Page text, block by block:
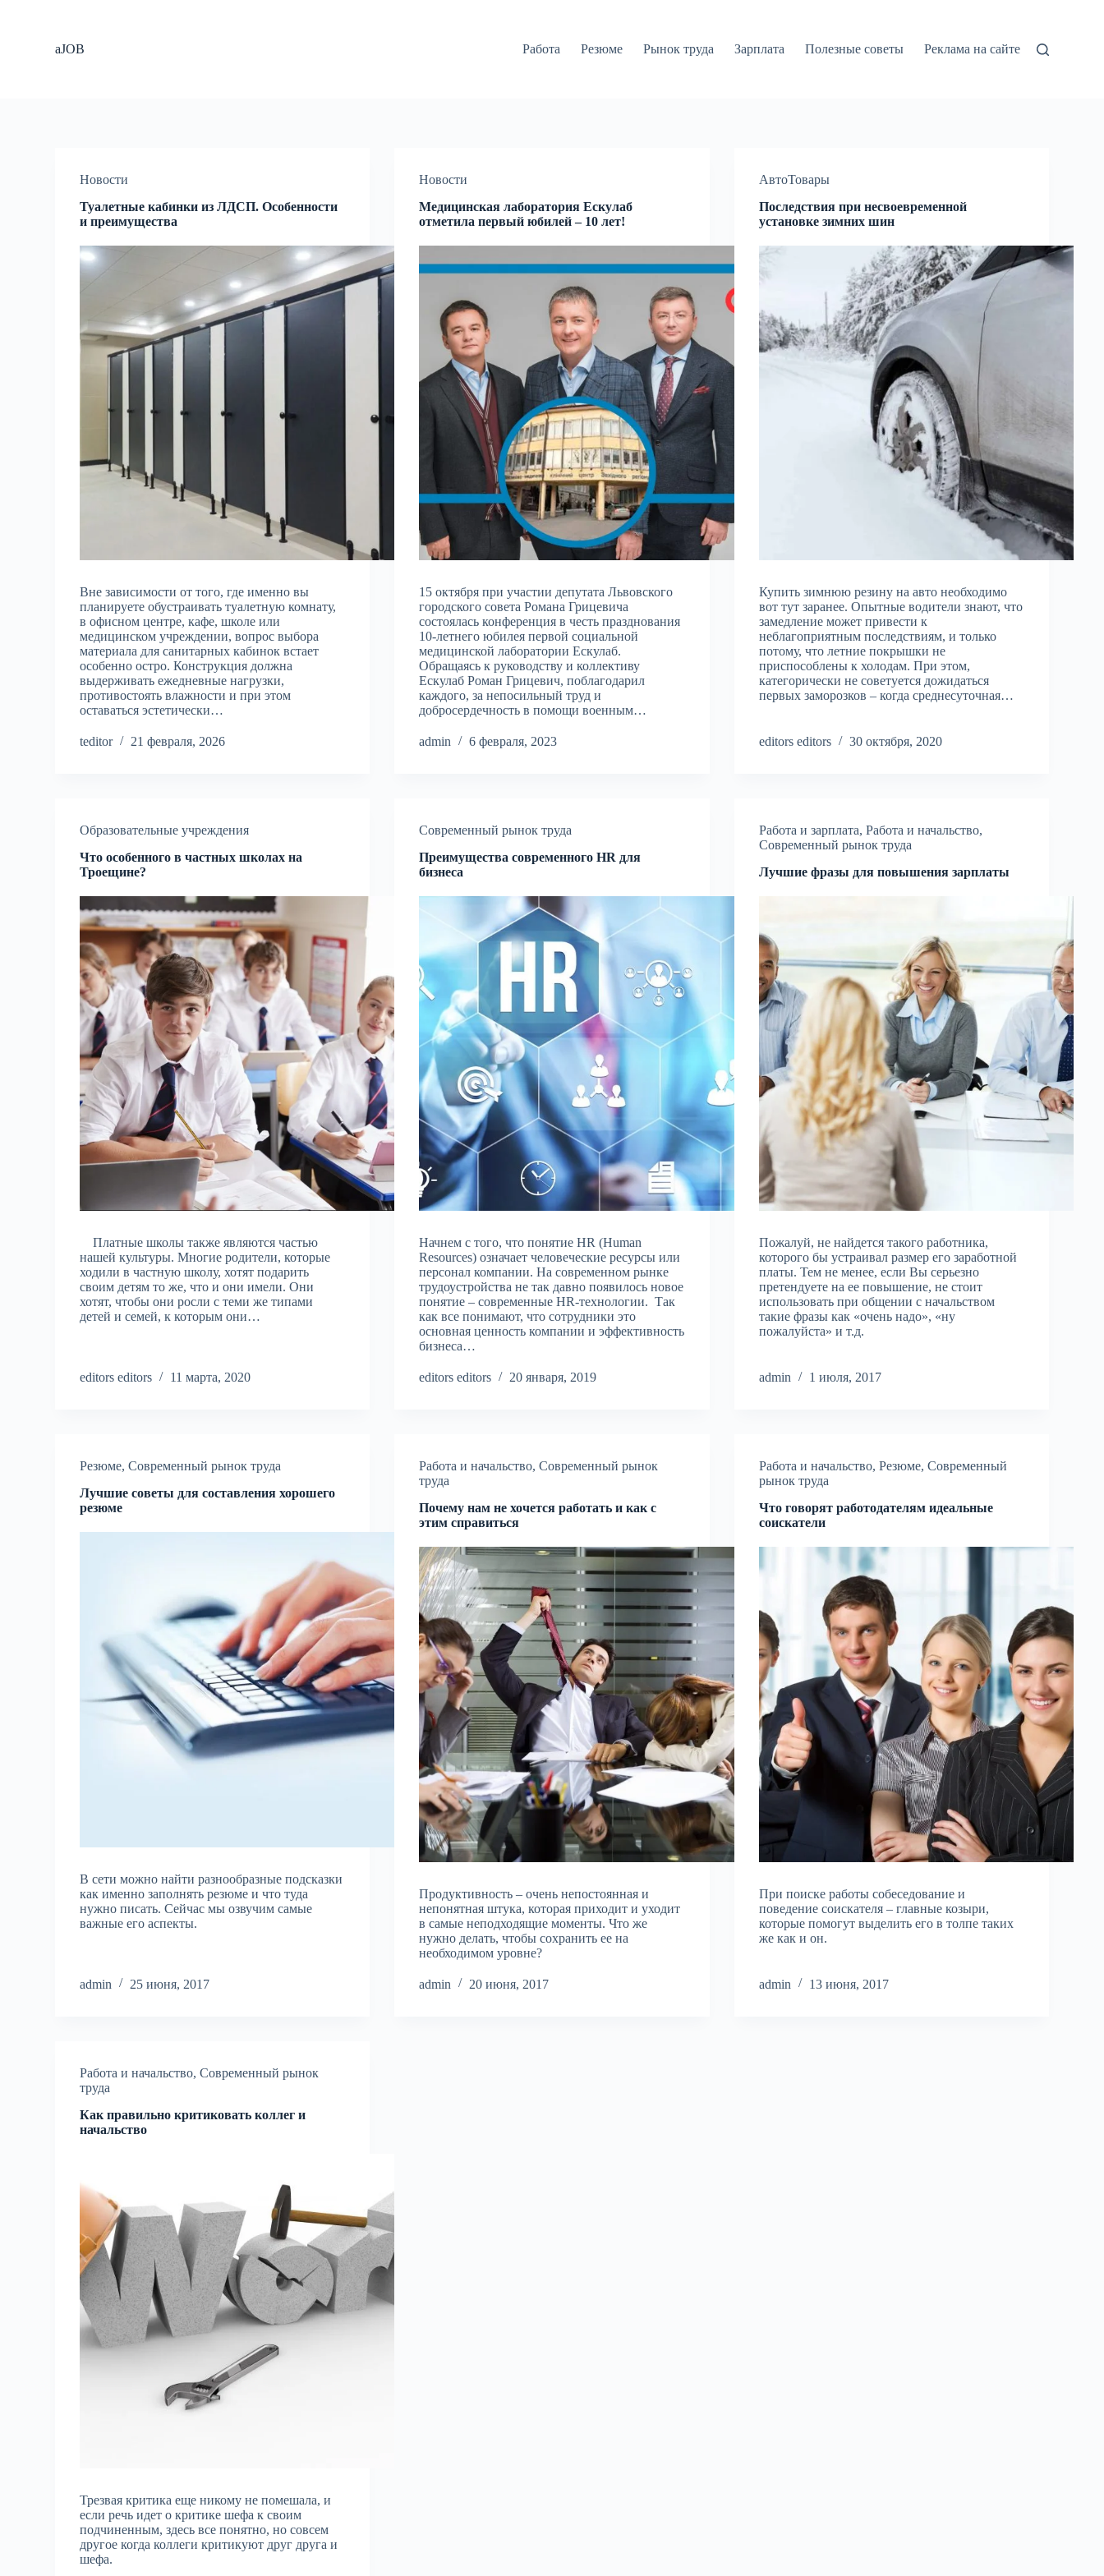
aJOB Работа Резюме Рынок труда Зарплата Полезные советы Реклама на сайте
Новости
Туалетные кабинки из ЛДСП. Особенности
и преимущества
Вне зависимости от того, где именно вы
планируете обустраивать туалетную комнату,
в офисном центре, кафе, школе или
медицинском учреждении, вопрос выбора
материала для санитарных кабинок встает
особенно остро. Конструкция должна
выдерживать ежедневные нагрузки,
противостоять влажности и при этом
оставаться эстетически…
teditor 21 февраля, 2026
Новости
Медицинская лаборатория Ескулаб
отметила первый юбилей – 10 лет!
15 октября при участии депутата Львовского
городского совета Романа Грицевича
состоялась конференция в честь празднования
10-летнего юбилея первой социальной
медицинской лаборатории Ескулаб.
Обращаясь к руководству и коллективу
Ескулаб Роман Грицевич, поблагодарил
каждого, за непосильный труд и
добросердечность в помощи военным…
admin 6 февраля, 2023
АвтоТовары
Последствия при несвоевременной
установке зимних шин
Купить зимнюю резину на авто необходимо
вот тут заранее. Опытные водители знают, что
замедление может привести к
неблагоприятным последствиям, и только
потому, что летние покрышки не
приспособлены к холодам. При этом,
категорически не советуется дожидаться
первых заморозков – когда среднесуточная…
editors editors 30 октября, 2020
Образовательные учреждения
Что особенного в частных школах на
Троещине?
Платные школы также являются частью
нашей культуры. Многие родители, которые
ходили в частную школу, хотят подарить
своим детям то же, что и они имели. Они
хотят, чтобы они росли с теми же типами
детей и семей, к которым они…
editors editors 11 марта, 2020
Современный рынок труда
Преимущества современного HR для
бизнеса
Начнем с того, что понятие HR (Human
Resources) означает человеческие ресурсы или
персонал компании. На современном рынке
трудоустройства не так давно появилось новое
понятие – современные HR-технологии. Так
как все понимают, что сотрудники это
основная ценность компании и эффективность
бизнеса…
editors editors 20 января, 2019
Работа и зарплата, Работа и начальство,
Современный рынок труда
Лучшие фразы для повышения зарплаты
Пожалуй, не найдется такого работника,
которого бы устраивал размер его заработной
платы. Тем не менее, если Вы серьезно
претендуете на ее повышение, не стоит
использовать при общении с начальством
такие фразы как «очень надо», «ну
пожалуйста» и т.д.
admin 1 июля, 2017
Резюме,Современный рынок труда
Лучшие советы для составления хорошего
резюме
В сети можно найти разнообразные подсказки
как именно заполнять резюме и что туда
нужно писать. Сейчас мы озвучим самые
важные его аспекты.
admin 25 июня, 2017
Работа и начальство,Современный рынок
труда
Почему нам не хочется работать и как с
этим справиться
Продуктивность – очень непостоянная и
непонятная штука, которая приходит и уходит
в самые неподходящие моменты. Что же
нужно делать, чтобы сохранить ее на
необходимом уровне?
admin 20 июня, 2017
Работа и начальство, Резюме, Современный
рынок труда
Что говорят работодателям идеальные
соискатели
При поиске работы собеседование и
поведение соискателя – главные козыри,
которые помогут выделить его в толпе таких
же как и он.
admin 13 июня, 2017
Работа и начальство,Современный рынок
труда
Как правильно критиковать коллег и
начальство
Трезвая критика еще никому не помешала, и
если речь идет о критике шефа к своим
подчиненным, здесь все понятно, но совсем
другое когда коллеги критикуют друг друга и
шефа.